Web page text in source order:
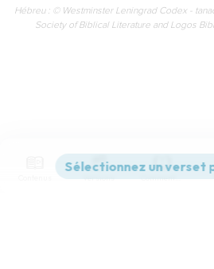
Hébreu : © Westminster Leningrad Codex -
Society of Biblical Literature and Logos
Versions Commentaires